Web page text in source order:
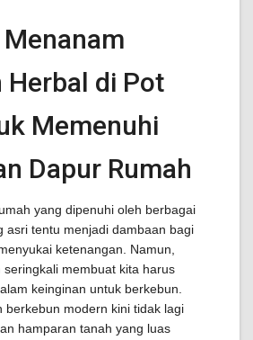
Herbal di Pot
Memenuhi
Dapur Rumah
yang dipenuhi oleh berbagai
asri tentu menjadi dambaan bagi
ketenangan. Namun,
seringkali membuat kita harus
keinginan untuk berkebun.
berkebun modern kini tidak lagi
hamparan tanah yang luas